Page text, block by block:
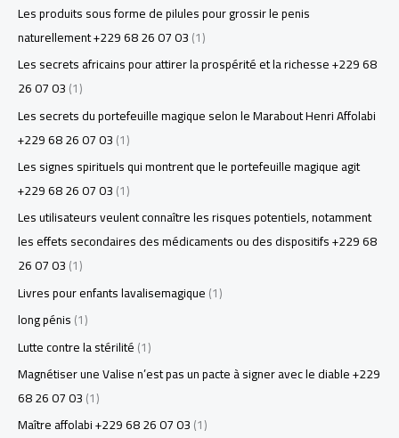
Les produits sous forme de pilules pour grossir le penis
naturellement +229 68 26 07 03(1)
Les secrets africains pour attirer la prospérité et la richesse +229 68
26 07 03(1)
Les secrets du portefeuille magique selon le Marabout Henri Affolabi
+229 68 26 07 03(1)
Les signes spirituels qui montrent que le portefeuille magique agit
+229 68 26 07 03(1)
Les utilisateurs veulent connaître les risques potentiels, notamment
les effets secondaires des médicaments ou des dispositifs +229 68
26 07 03(1)
Livres pour enfants lavalisemagique(1)
long pénis(1)
Lutte contre la stérilité(1)
Magnétiser une Valise n’est pas un pacte à signer avec le diable +229
68 26 07 03(1)
Maître affolabi +229 68 26 07 03(1)